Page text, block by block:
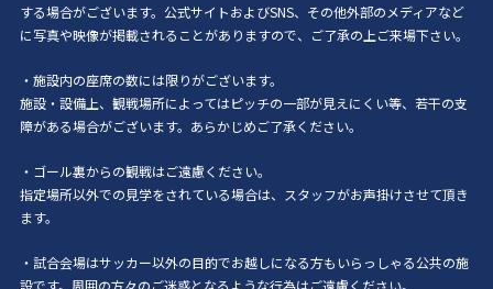
する場合がございます。公式サイトおよびSNS、その他外部のメディアなど
に写真や映像が掲載されることがありますので、ご了承の上ご来場下さい。
・施設内の座席の数には限りがございます。
施設・設備上、観戦場所によってはピッチの一部が見えにくい等、若干の支
障がある場合がございます。あらかじめご了承ください。
・ゴール裏からの観戦はご遠慮ください。
指定場所以外での見学をされている場合は、スタッフがお声掛けさせて頂き
ます。
・試合会場はサッカー以外の目的でお越しになる方もいらっしゃる公共の施
設です。周囲の方々のご迷惑となるような行為はご遠慮ください。